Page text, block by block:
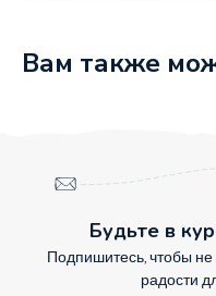
Вам также
Будьте в
Подпишитесь, чтобы
радости